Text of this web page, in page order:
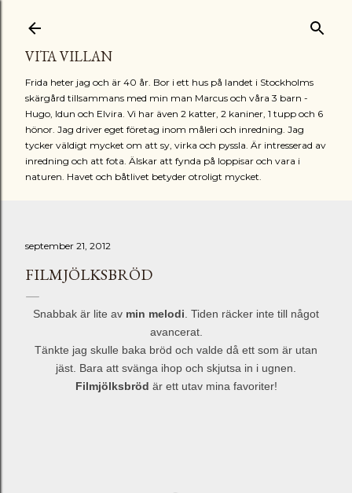
VITA VILLAN
Frida heter jag och är 40 år. Bor i ett hus på landet i Stockholms
skärgård tillsammans med min man Marcus och våra 3 barn -
Hugo, Idun och Elvira. Vi har även 2 katter, 2 kaniner, 1 tupp och 6
hönor. Jag driver eget företag inom måleri och inredning. Jag
tycker väldigt mycket om att sy, virka och pyssla. Är intresserad av
inredning och att fota. Älskar att fynda på loppisar och vara i
naturen. Havet och båtlivet betyder otroligt mycket.
september 21, 2012
FILMJÖLKSBRÖD
Snabbak är lite av min melodi . Tiden räcker inte till något
avancerat.
Tänkte jag skulle baka bröd och valde då ett som är utan
jäst. Bara att svänga ihop och skjutsa in i ugnen.
Filmjölksbröd är ett utav mina favoriter!